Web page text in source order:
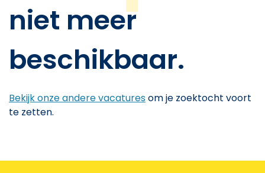
niet meer
beschikbaar.
Bekijk onze andere vacaturesom je zoektocht voort
te zetten.